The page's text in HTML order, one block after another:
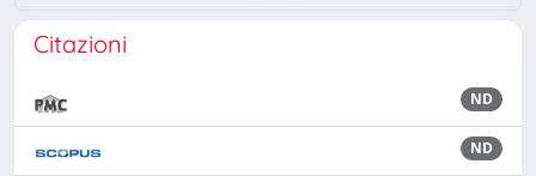
Citazioni
ND
ND